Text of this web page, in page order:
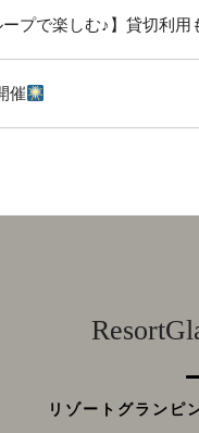
プで楽しむ♪】貸切利用
催
リゾートグランピ